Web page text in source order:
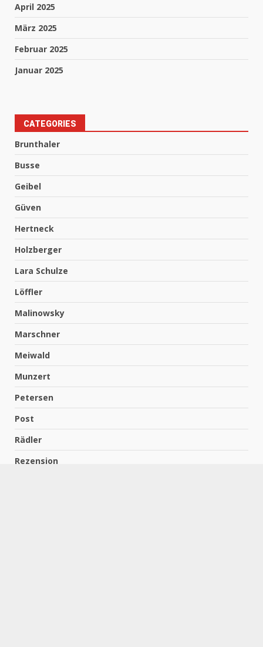
April 2025
März 2025
Februar 2025
Januar 2025
CATEGORIES
Brunthaler
Busse
Geibel
Güven
Hertneck
Holzberger
Lara Schulze
Löffler
Malinowsky
Marschner
Meiwald
Munzert
Petersen
Post
Rädler
Rezension